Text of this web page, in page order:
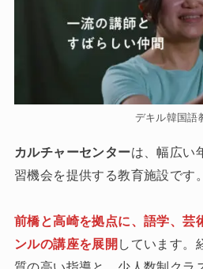
デキル韓国語
カルチャーセンターは、幅広い
習機会を提供する教育施設です。
前橋と高崎を拠点に、語学、芸
ンルの講座を展開 しています。